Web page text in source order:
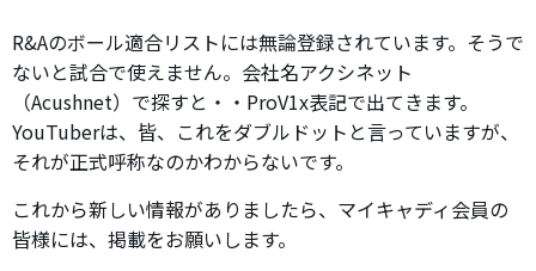
R&Aのボール適合リストには無論登録されています。そうで
ないと試合で使えません。会社名アクシネット
（Acushnet）で探すと・・ProV1x表記で出てきます。
YouTuberは、皆、これをダブルドットと言っていますが、
それが正式呼称なのかわからないです。
これから新しい情報がありましたら、マイキャディ会員の
皆様には、掲載をお願いします。